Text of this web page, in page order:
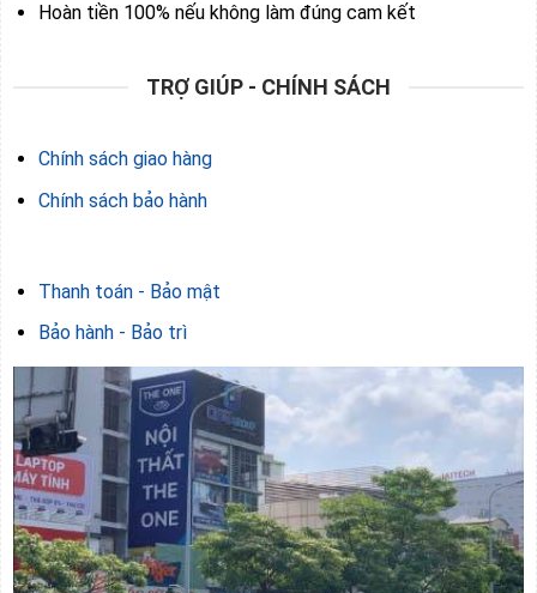
Hoàn tiền 100% nếu không làm đúng cam kết
TRỢ GIÚP - CHÍNH SÁCH
Chính sách giao hàng
Chính sách bảo hành
Thanh toán - Bảo mật
Bảo hành - Bảo trì